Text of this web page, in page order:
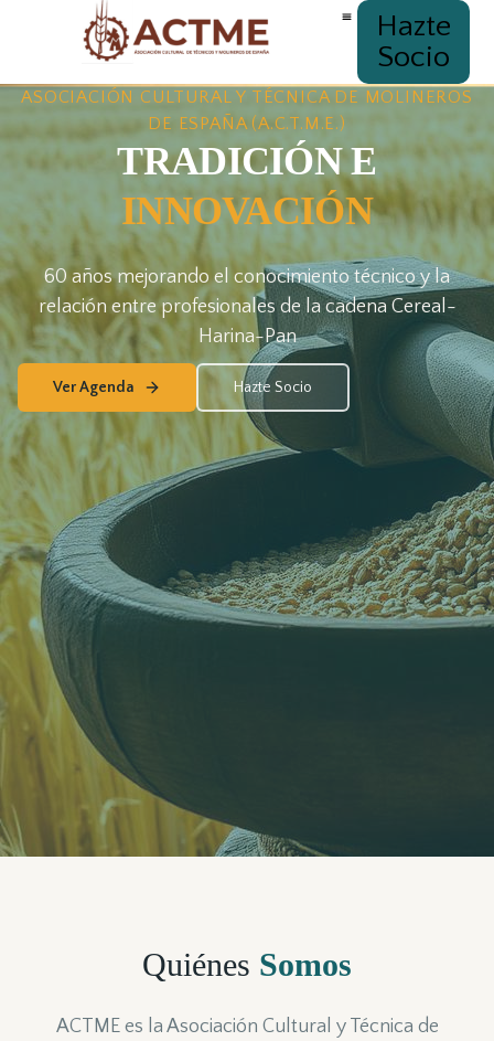
Hazte
Socio
ASOCIACIÓN CULTURAL Y TÉCNICA DE MOLINEROS
DE ESPAÑA (A.C.T.M.E.)
TRADICIÓN E
INNOVACIÓN
60 años mejorando el conocimiento técnico y la
relación entre profesionales de la cadena Cereal-
Harina-Pan
Ver Agenda Hazte Socio
Quiénes Somos
ACTME es la Asociación Cultural y Técnica de